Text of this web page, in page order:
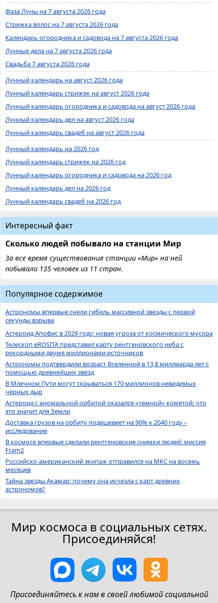
Фаза Луны на 7 августа 2026 года
Стрижка волос на 7 августа 2026 года
Календарь огородника и садовода на 7 августа 2026 года
Лунные дела на 7 августа 2026 года
Свадьба 7 августа 2026 года
Лунный календарь на август 2026 года
Лунный календарь стрижек на август 2026 года
Лунный календарь огородника и садовода на август 2026 года
Лунный календарь дел на август 2026 года
Лунный календарь свадеб на август 2026 года
Лунный календарь на 2026 год
Лунный календарь стрижек на 2026 год
Лунный календарь огородника и садовода на 2026 год
Лунный календарь дел на 2026 год
Лунный календарь свадеб на 2026 год
Интересный факт
Сколько людей побывало на станции Мир
За все время существования станции «Мир» на ней
побывало 135 человек из 11 стран.
Популярное содержимое
Астрономы впервые сняли гибель массивной звезды с первой
секунды взрыва
Астероид Апофис в 2029 году: новая угроза от космического мусора
Телескоп eROSITA представил карту рентгеновского неба с
рекордными двумя миллионами источников
Астрономы подтвердили возраст Вселенной в 13,8 миллиарда лет с
помощью древнейших звёзд
В Млечном Пути могут скрываться 170 миллионов невидимых
черных дыр
Астероид с аномальной орбитой оказался «темной» кометой: что
это значит для Земли
Доставка грузов на орбиту подешевеет на 90% к 2040 году –
исследование
В космосе впервые сделали рентгеновские снимки людей: миссия
Fram2
Российско-американский экипаж отправился на МКС на восемь
месяцев
Тайна звезды Акамар: почему она исчезла с карт древних
астрономов?
Мир космоса в социальных сетях.
Присоединяйся!
Присоединяйтесь к нам в своей любимой социальной